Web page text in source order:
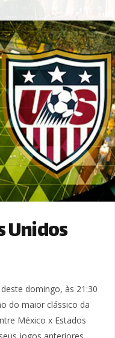
Unidos
domingo, às 21:30
do maior clássico da
México x Estados
jogos anteriores,